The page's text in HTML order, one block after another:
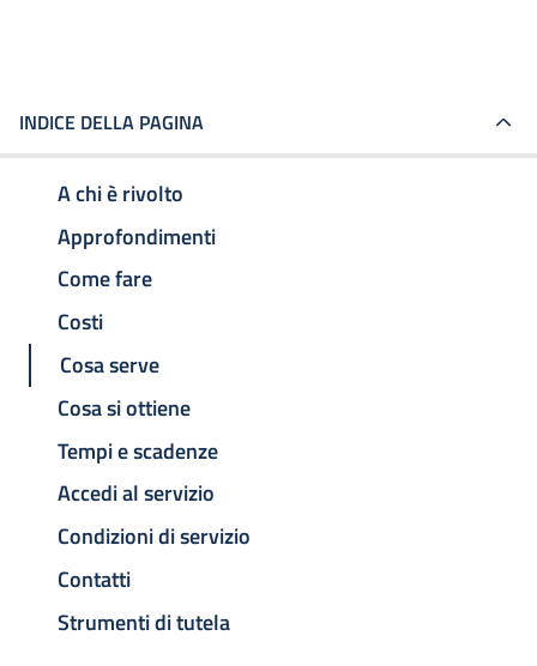
INDICE DELLA PAGINA
A chi è rivolto
Approfondimenti
Come fare
Costi
Cosa serve
Cosa si ottiene
Tempi e scadenze
Accedi al servizio
Condizioni di servizio
Contatti
Strumenti di tutela